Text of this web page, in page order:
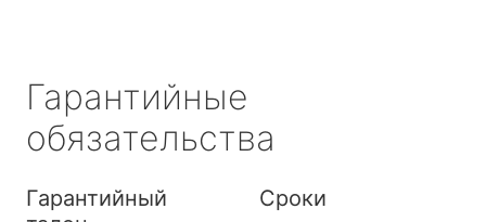
Гарантийные
обязательства
Гарантийный
Сроки